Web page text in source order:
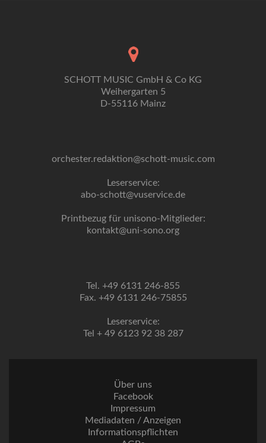
SCHOTT MUSIC GmbH & Co KG
Weihergarten 5
D-55116 Mainz
orchester.redaktion@schott-music.com
Leserservice:
abo-schott@vuservice.de
Printbezug für unisono-Mitglieder:
kontakt@uni-sono.org
Tel. +49 6131 246-855
Fax. +49 6131 246-75855
Leserservice:
Tel + 49 6123 92 38 287
Über uns
Facebook
Impressum
Mediadaten / Anzeigen
Informationspflichten